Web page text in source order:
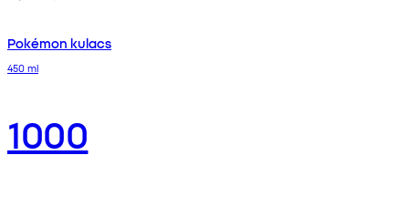
Pokémon kulacs
450 ml
1000